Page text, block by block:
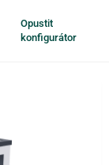
Opustit
konfigurátor